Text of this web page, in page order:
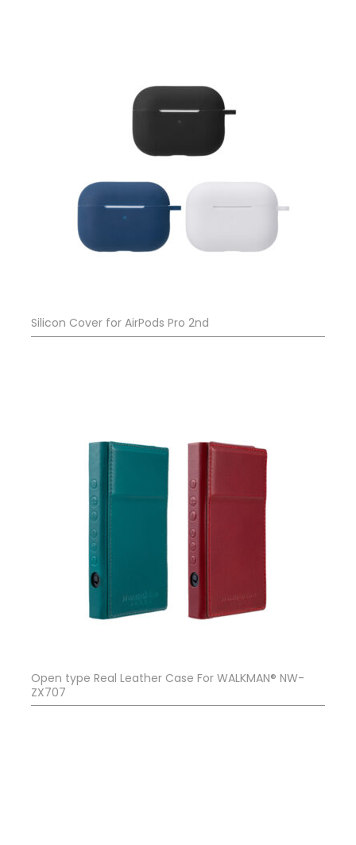
Silicon Cover for AirPods Pro 2nd
Open type Real Leather Case For WALKMAN® NW-
ZX707